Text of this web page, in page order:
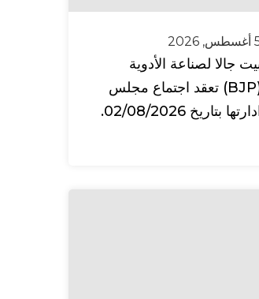
2026
جالا لصناعة الأدوية
(BJP) تعقد اجتماع مجلس
بتاريخ 02/08/2026.